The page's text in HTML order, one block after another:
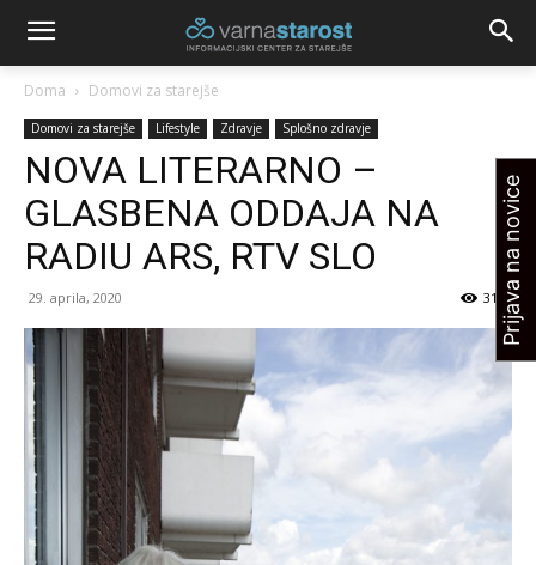
Doma Domovi za starejše
Domovi za starejše Lifestyle Zdravje Splošno zdravje
NOVA LITERARNO –
GLASBENA ODDAJA NA
RADIU ARS, RTV SLO
29. aprila, 2020 3143Prijava na novice